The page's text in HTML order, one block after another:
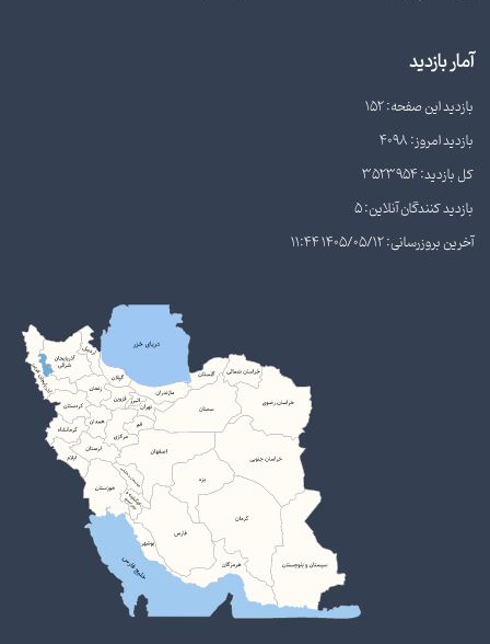
آمار بازدید
بازدید این صفحه: 152
بازدید امروز: 4098
کل بازدید: 3523954
بازدید کنندگان آنلاین: 5
آخرین بروزرسانی: 1405/05/12 11:44